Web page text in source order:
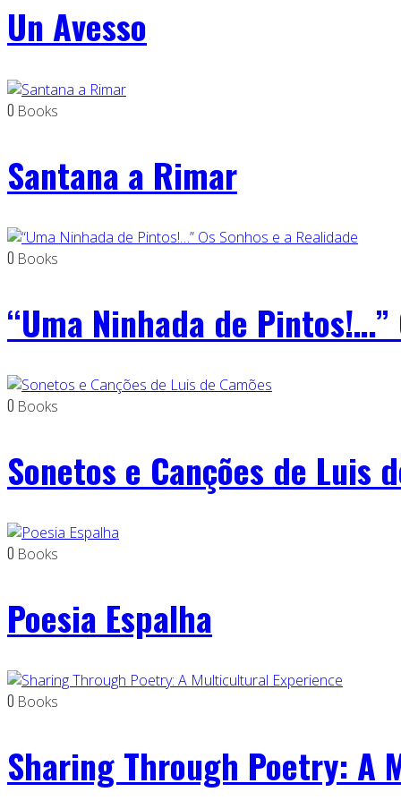
Un Avesso
0 Books
Santana a Rimar
0 Books
“Uma Ninhada de
0 Books
Sonetos e Canções de Luis
0 Books
Poesia Espalha
0 Books
Sharing Through Poetry: A